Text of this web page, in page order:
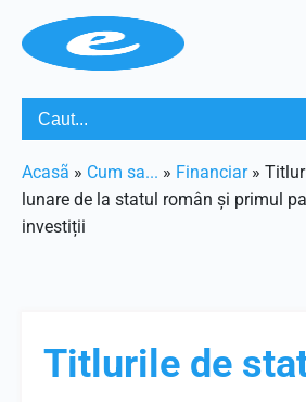
Acasã » Cum sa... » Financiar»
lunare de la statul român și primul
investiții
Titlurile de